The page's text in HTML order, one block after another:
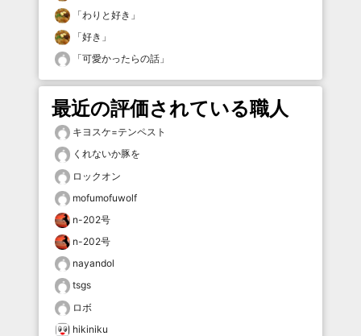
「わりと好き 」
「好き 」
「可愛かったらの話 」
最近の評価されている職人
キヨスケ=テンペスト
くれないか豚を
ロックオン
mofumofuwolf
n-202号
n-202号
nayandol
tsgs
ロボ
hikiniku